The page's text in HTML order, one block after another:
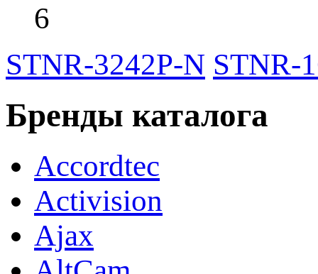
6
STNR-3242P-N STNR-
Бренды каталога
Accordtec
Activision
Ajax